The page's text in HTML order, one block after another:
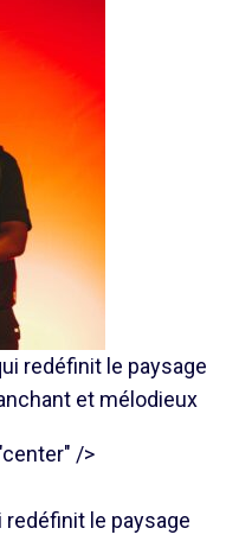
redéfinit le paysage
et mélodieux
/>
redéfinit le paysage